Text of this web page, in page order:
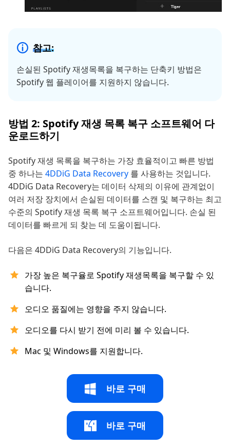
참고:
손실된 Spotify 재생목록을 복구하는 단축키 방법은
Spotify 웹 플레이어를 지원하지 않습니다.
방법 2: Spotify 재생 목록 복구 소프트웨어 다
운로드하기
Spotify 재생 목록을 복구하는 가장 효율적이고 빠른 방법
중 하나는 4DDiG Data Recovery 를 사용하는 것입니다.
4DDiG Data Recovery는 데이터 삭제의 이유에 관계없이
여러 저장 장치에서 손실된 데이터를 스캔 및 복구하는 최고
수준의 Spotify 재생 목록 복구 소프트웨어입니다. 손실 된
데이터를 빠르게 되 찾는 데 도움이됩니다.
다음은 4DDiG Data Recovery의 기능입니다.
가장 높은 복구율로 Spotify 재생목록을 복구할 수 있
습니다.
오디오 품질에는 영향을 주지 않습니다.
오디오를 다시 받기 전에 미리 볼 수 있습니다.
Mac 및 Windows를 지원합니다.
바로 구매
바로 구매